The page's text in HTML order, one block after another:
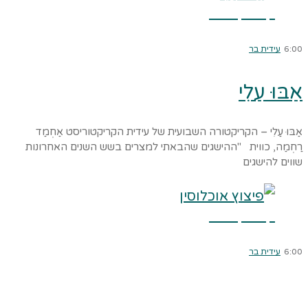
6:00 עידית בר
אַבּוּ עַלִי
אַבּוּ עַלִי – הקריקטורה השבועית של עידית הקריקטוריסט אַחְמַד
רַחְמַה, כווית "ההישגים שהבאתי למצרים בשש השנים האחרונות
שווים להישגים
6:00 עידית בר